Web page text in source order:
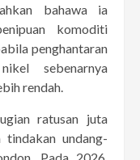
bahawa ia
komoditi
penghantaran
sebenarnya
rendah.
ratusan juta
undang-